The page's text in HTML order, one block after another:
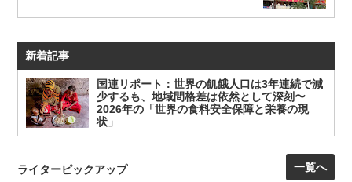
新着記事
国連リポート：世界の飢餓人口は3年連続で減
少するも、地域間格差は依然として深刻〜
2026年の「世界の食料安全保障と栄養の現
状」
ライターピックアップ 一覧へ